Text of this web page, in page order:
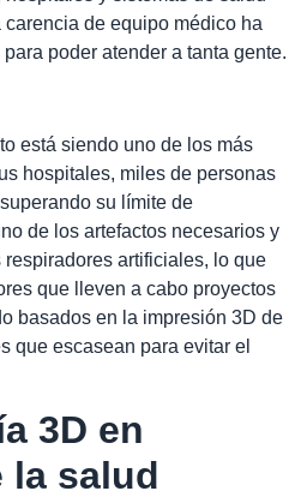
de equipo médico ha
poder atender a tanta gente.
está siendo uno de los más
hospitales, miles de personas
su límite de
de los artefactos necesarios y
artificiales, lo que
que lleven a cabo proyectos
basados en la impresión 3D de
que escasean para evitar el
3D en
la salud